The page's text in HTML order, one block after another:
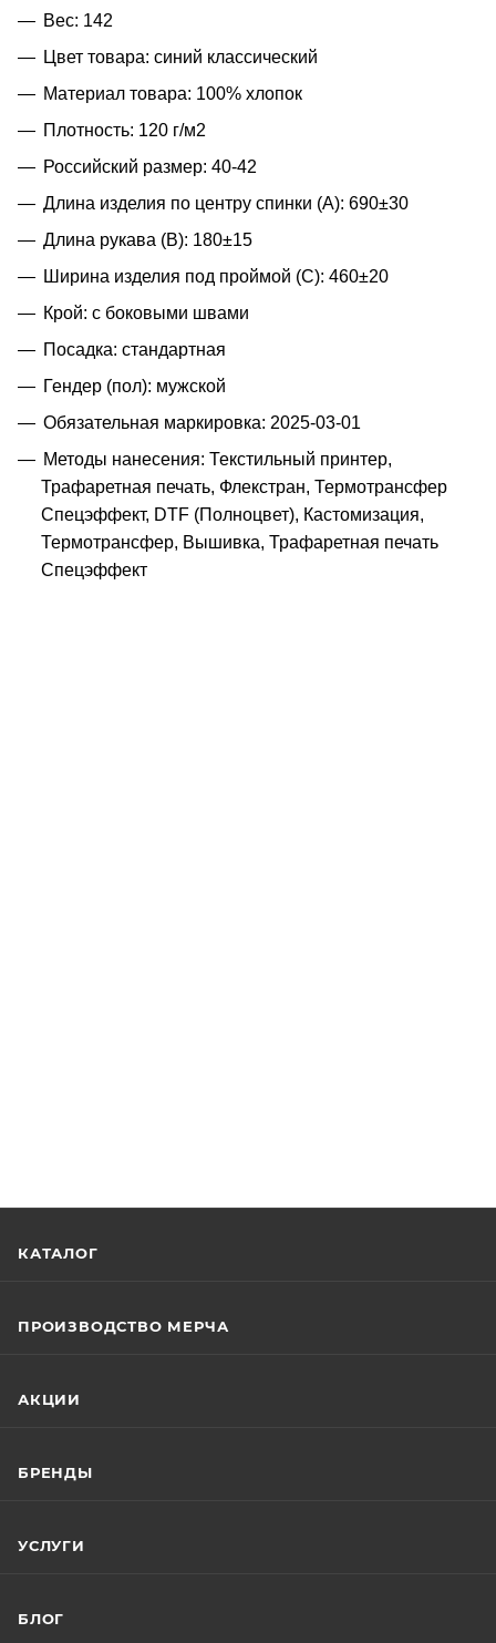
Вес: 142
Цвет товара: синий классический
Материал товара: 100% хлопок
Плотность: 120 г/м2
Российский размер: 40-42
Длина изделия по центру спинки (A): 690±30
Длина рукава (B): 180±15
Ширина изделия под проймой (С): 460±20
Крой: с боковыми швами
Посадка: стандартная
Гендер (пол): мужской
Обязательная маркировка: 2025-03-01
Методы нанесения: Текстильный принтер,
Трафаретная печать, Флекстран, Термотрансфер
Спецэффект, DTF (Полноцвет), Кастомизация,
Термотрансфер, Вышивка, Трафаретная печать
Спецэффект
КАТАЛОГ
ПРОИЗВОДСТВО МЕРЧА
АКЦИИ
БРЕНДЫ
УСЛУГИ
БЛОГ